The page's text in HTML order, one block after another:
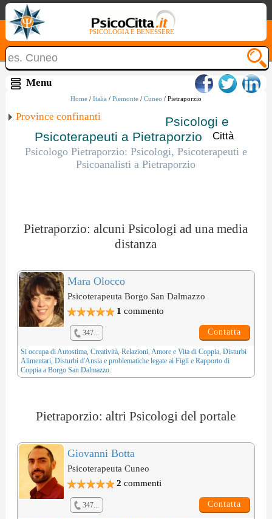
PSICOLOGIA E BENESSERE
Home/ Italia / Piemonte/ Cuneo / Pietraporzio
Province confinanti
Psicologi e
Psicoterapeuti a Pietraporzio
Città
Psicologo Pietraporzio: Psicologi, Psicoterapeuti e
Psicoanalisti a Pietraporzio
Pietraporzio: alcuni Psicologi ad una media
distanza
Mara Olocco
Psicoterapeuta Borgo San Dalmazzo
1 commento
347... Contatta
Si occupa diAutostima, Creatività, Relazioni, Amore e Vita di Coppia, Disturbi
Alimentari, Disturbi d'Ansiae problematiche legate ai Figli e Rapporto di
Coppiaa Borgo San Dalmazzo.
Pietraporzio: altri Psicologi del portale
Giovanni Botta
Psicoterapeuta Cuneo
2 commenti
347... Contatta